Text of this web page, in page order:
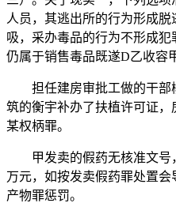
人员，其逃出所的行为形成
吸，采办毒品的行为不形成犯
仍属于销售毒品既遂D乙收容
担任建房审批工做的干部
筑的衡宇补办了扶植许可证
某权柄罪。
甲发卖的假药无核准文号
万元，如按发卖假药罪处置
产物罪惩罚。